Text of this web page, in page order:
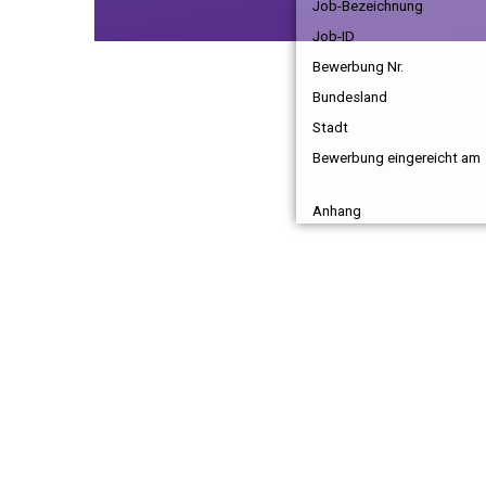
Job-Bezeichnung
Job-ID
Bewerbung Nr.
Bundesland
Stadt
Bewerbung eingereicht am
Anhang